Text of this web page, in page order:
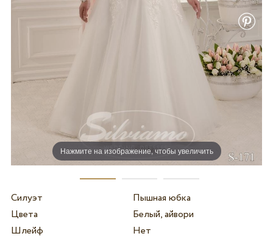
Нажмите на изображение, чтобы увеличить
Силуэт
Пышная юбка
Цвета
Белый, айвори
Шлейф
Нет